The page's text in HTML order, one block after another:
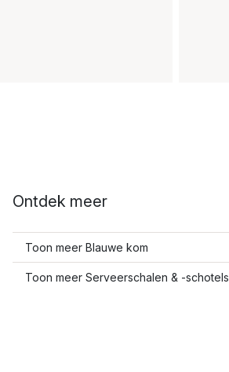
Ontdek meer
Toon meer Blauwe kom
Toon meer Serveerschalen & -schotels